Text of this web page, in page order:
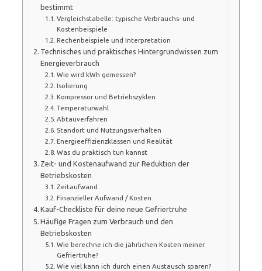
bestimmt
Vergleichstabelle: typische Verbrauchs- und
Kostenbeispiele
Rechenbeispiele und Interpretation
Technisches und praktisches Hintergrundwissen zum
Energieverbrauch
Wie wird kWh gemessen?
Isolierung
Kompressor und Betriebszyklen
Temperaturwahl
Abtauverfahren
Standort und Nutzungsverhalten
Energieeffizienzklassen und Realität
Was du praktisch tun kannst
Zeit- und Kostenaufwand zur Reduktion der
Betriebskosten
Zeitaufwand
Finanzieller Aufwand / Kosten
Kauf-Checkliste für deine neue Gefriertruhe
Häufige Fragen zum Verbrauch und den
Betriebskosten
Wie berechne ich die jährlichen Kosten meiner
Gefriertruhe?
Wie viel kann ich durch einen Austausch sparen?